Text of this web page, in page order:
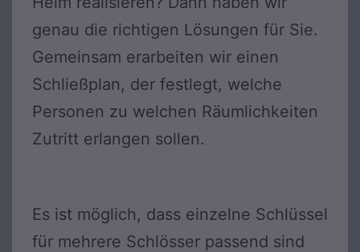
genau die richtigen Lösungen für Sie.
Gemeinsam erarbeiten wir einen
Schließplan, der festlegt, welche
Personen zu welchen Räumlichkeiten
Zutritt erlangen sollen.
Es ist möglich, dass einzelne Schlüssel
für mehrere Schlösser passend sind